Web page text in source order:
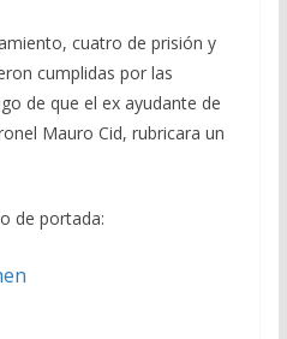
cuatro de prisión y
cumplidas por las
de que el ex ayudante de
Mauro Cid, rubricara un
de portada: